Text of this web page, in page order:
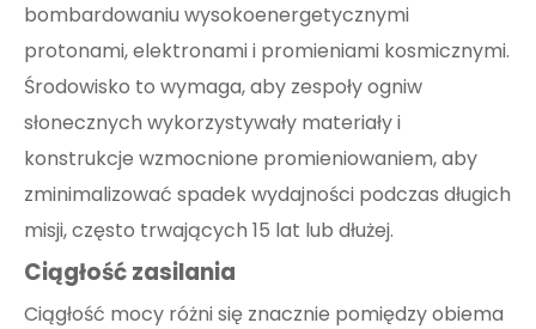
bombardowaniu wysokoenergetycznymi
protonami, elektronami i promieniami kosmicznymi.
Środowisko to wymaga, aby zespoły ogniw
słonecznych wykorzystywały materiały i
konstrukcje wzmocnione promieniowaniem, aby
zminimalizować spadek wydajności podczas długich
misji, często trwających 15 lat lub dłużej.
Ciągłość zasilania
Ciągłość mocy różni się znacznie pomiędzy obiema